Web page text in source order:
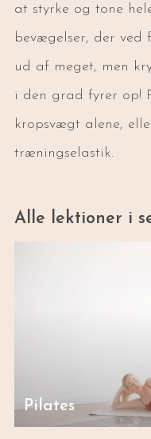
at styrke og tone
bevægelser, der ved
ud af meget, men
i den grad fyrer op!
kropsvægt alene,
træningselastik.
Alle lektioner i
Pilates